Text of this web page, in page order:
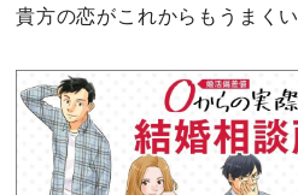
貴方の恋がこれからもうまく